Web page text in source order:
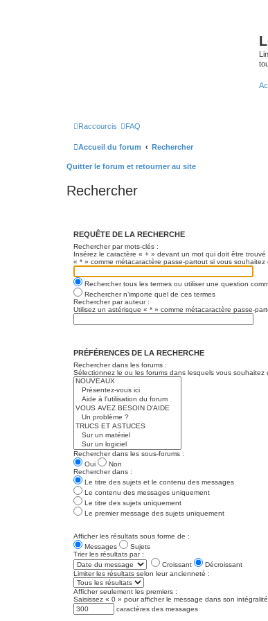
Raccourcis FAQ
Accueil du forum Rechercher
Quitter le forum et retourner au site
Rechercher
REQUÊTE DE LA RECHERCHE
Rechercher par mots-clés :
Insérez le caractère « + » devant un mot qui doit être
« * » comme métacaractère passe-partout si vous souhaitez
Rechercher tous les termes ou utiliser une question
Rechercher n’importe quel de ces termes
Rechercher par auteur :
Utilisez un astérisque « * » comme métacaractère passe-
PRÉFÉRENCES DE LA RECHERCHE
Rechercher dans les forums :
Sélectionnez le ou les forums dans lesquels vous
Rechercher dans les sous-forums :
Oui
Non
Rechercher dans :
Le titre des sujets et le contenu des messages
Le contenu des messages uniquement
Le titre des sujets uniquement
Le premier message des sujets uniquement
Afficher les résultats sous forme de :
Messages
Sujets
Trier les résultats par :
Croissant
Décroissant
Limiter les résultats selon leur ancienneté :
Afficher seulement les premiers :
Saisissez « 0 » pour afficher le message dans son intégralité.
caractères des messages